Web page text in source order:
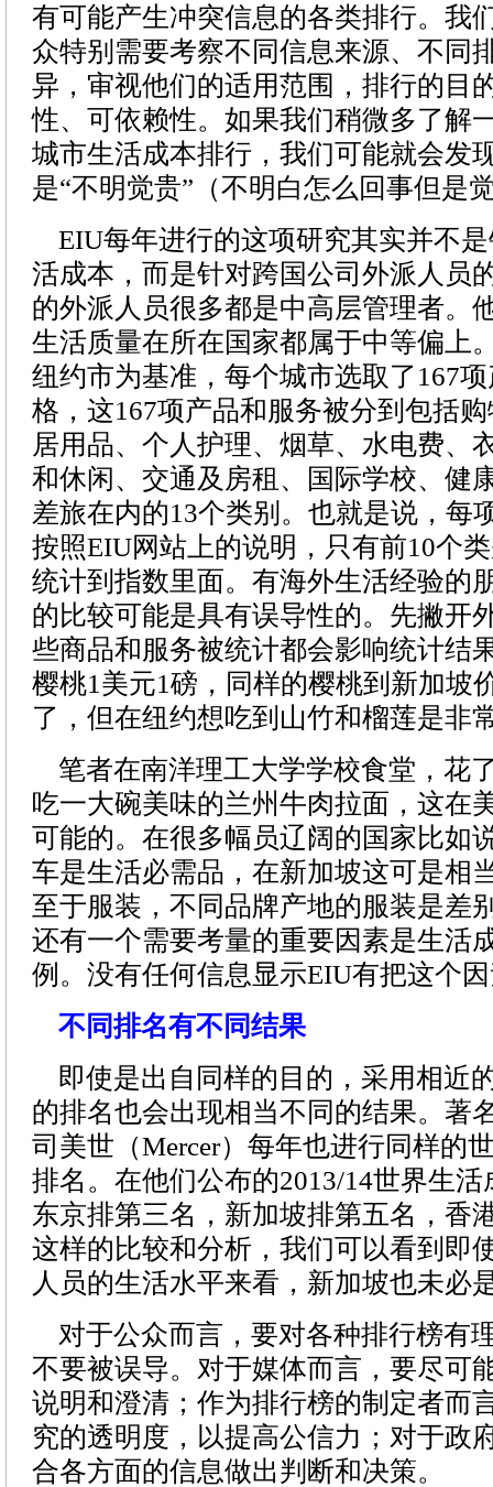
有可能产生冲突信息的各类排行。我
众特别需要考察不同信息来源、不同
异，审视他们的适用范围，排行的目
性、可依赖性。如果我们稍微多了解
城市生活成本排行，我们可能就会发
是“不明觉贵”（不明白怎么回事但是
EIU每年进行的这项研究其实并不
活成本，而是针对跨国公司外派人员
的外派人员很多都是中高层管理者。
生活质量在所在国家都属于中等偏上
纽约市为基准，每个城市选取了167
格，这167项产品和服务被分到包括
居用品、个人护理、烟草、水电费、
和休闲、交通及房租、国际学校、健
差旅在内的13个类别。也就是说，每
按照EIU网站上的说明，只有前10个
统计到指数里面。有海外生活经验的
的比较可能是具有误导性的。先撇开
些商品和服务被统计都会影响统计结
樱桃1美元1磅，同样的樱桃到新加坡
了，但在纽约想吃到山竹和榴莲是非
笔者在南洋理工大学学校食堂，花
吃一大碗美味的兰州牛肉拉面，这在
可能的。在很多幅员辽阔的国家比如
车是生活必需品，在新加坡这可是相
至于服装，不同品牌产地的服装是差
还有一个需要考量的重要因素是生活
例。没有任何信息显示EIU有把这个
不同排名有不同结果
即使是出自同样的目的，采用相近
的排名也会出现相当不同的结果。著
司美世（Mercer）每年也进行同样的
排名。在他们公布的2013/14世界生
东京排第三名，新加坡排第五名，香
这样的比较和分析，我们可以看到即
人员的生活水平来看，新加坡也未必
对于公众而言，要对各种排行榜有
不要被误导。对于媒体而言，要尽可
说明和澄清；作为排行榜的制定者而
究的透明度，以提高公信力；对于政
合各方面的信息做出判断和决策。